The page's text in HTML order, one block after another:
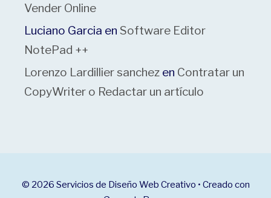
Vender Online
Luciano Garcia en Software Editor
NotePad ++
Lorenzo Lardillier sanchez en Contratar un
CopyWriter o Redactar un artículo
© 2026 Servicios de Diseño Web Creativo • Creado con